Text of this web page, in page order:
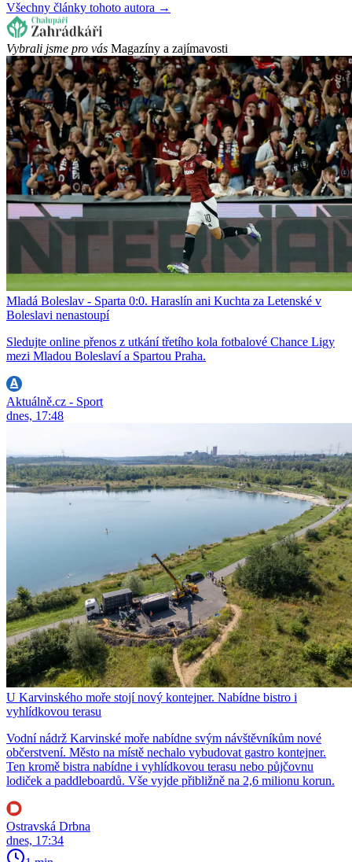
Všechny články tohoto autora →
Vybrali jsme pro vás Magazíny a zajímavosti
Mladá Boleslav - Sparta 0:0. Haraslín ani Kuchta za Letenské v
Boleslavi nenastoupí
Sledujte online přenos z utkání třetího kola fotbalové Chance Ligy
mezi Mladou Boleslaví a Spartou Praha.
Aktuálně.cz - Sport
dnes, 17:48
U Karvinského moře stojí nový kontejner. Nabídne bistro i
vyhlídkovou terasu
Vodní nádrž Karvinské moře nabídne svým návštěvníkům nové
občerstvení. Město na místě nechalo vybudovat gastro kontejner.
Ten kromě bistra nabídne i vyhlídkovou terasu nebo půjčovnu
lodiček a paddleboardů. Vše vyjde přibližně na 2,6 milionu korun.
Ostravská Drbna
dnes, 17:34